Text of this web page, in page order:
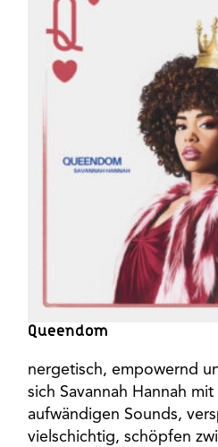
Queendom
nergetisch, empowernd
sich Savannah Hannah
aufwändigen Sounds,
vielschichtig, schöpfen